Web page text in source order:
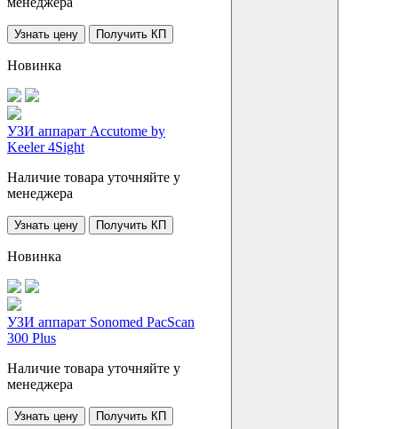
Узнать цену Получить КП
Новинка
УЗИ аппарат Accutome by
Keeler 4Sight
Наличие товара уточняйте у
менеджера
Узнать цену Получить КП
Новинка
УЗИ аппарат Sonomed PacScan
300 Plus
Наличие товара уточняйте у
менеджера
Узнать цену Получить КП